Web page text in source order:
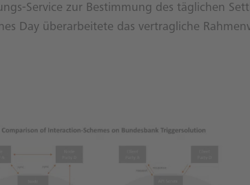
Service zur Bestimmung des täglichen
Day überarbeitete das vertragliche